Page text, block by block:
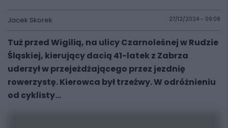
Jacek Skorek 27/12/2024 - 09:08
Tuż przed Wigilią, na ulicy Czarnoleśnej w Rudzie
Śląskiej, kierujący dacią 41-latek z Zabrza
uderzył w przejeżdżającego przez jezdnię
rowerzystę. Kierowca był trzeźwy. W odróżnieniu
od cyklisty...